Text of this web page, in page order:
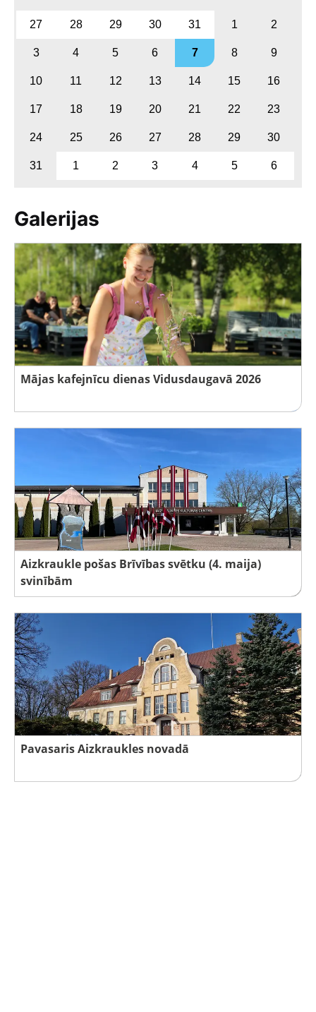
27 28 29 30 31 1 2
3 4 5 6 7 8 9
10 11 12 13 14 15 16
17 18 19 20 21 22 23
24 25 26 27 28 29 30
31 1 2 3 4 5 6
Galerijas
Mājas kafejnīcu dienas Vidusdaugavā 2026
Aizkraukle pošas Brīvības svētku (4. maija)
svinībām
Pavasaris Aizkraukles novadā